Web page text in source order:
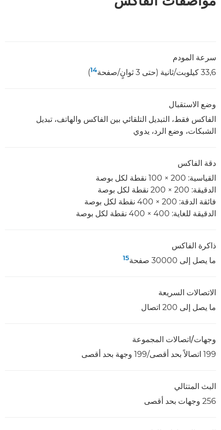
سرعة المودم
33,6 كيلوبت/ثانية (حتى 3 ثوانٍ/صفحة
14
)
وضع الاستقبال
الفاكس فقط، التبديل التلقائي بين الفاكس والهاتف، تبديل
الشبكات، وضع الرد، يدوي
دقة الفاكس
القياسية: 200 × 100 نقطة لكل بوصة
الدقيقة: 200 × 200 نقطة لكل بوصة
فائقة الدقة: 200 × 400 نقطة لكل بوصة
الدقيقة للغاية: 400 × 400 نقطة لكل بوصة
ذاكرة الفاكس
ما يصل إلى 30000 صفحة
15
الاتصالات السريعة
ما يصل إلى 200 اتصال
وجهات/اتصالات المجموعة
199 اتصالاً بحد أقصى/199 وجهة بحد أقصى
البث المتتالي
256 وجهات بحد أقصى